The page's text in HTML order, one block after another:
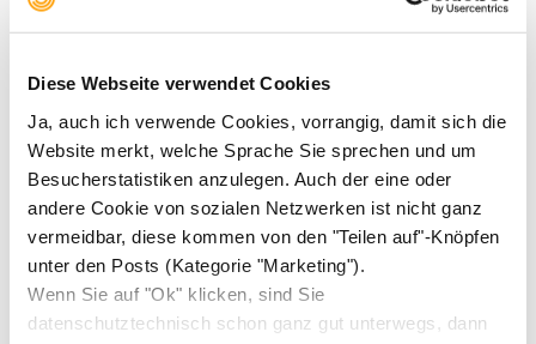
Diese Webseite verwendet Cookies
Ja, auch ich verwende Cookies, vorrangig, damit sich die
Website merkt, welche Sprache Sie sprechen und um
Besucherstatistiken anzulegen. Auch der eine oder
andere Cookie von sozialen Netzwerken ist nicht ganz
vermeidbar, diese kommen von den "Teilen auf"-Knöpfen
unter den Posts (Kategorie "Marketing").
Wenn Sie auf "Ok" klicken, sind Sie
datenschutztechnisch schon ganz gut unterwegs, dann
April 2018(1)
März 2018
(2)
Januar 2018(3)
Oktober 2017 (1)
September 2017 (2)
August 2017(3)
Juli 2017(3)
Mai 2017(4)